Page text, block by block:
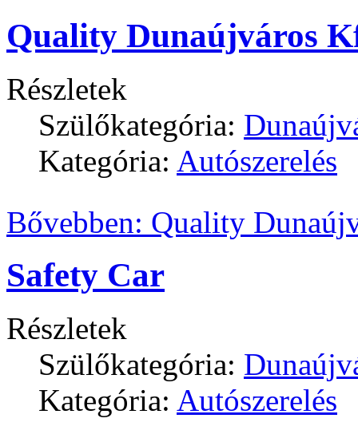
Quality Dunaújváros
Részletek
Szülőkategória:
Kategória: Autószerelés
Bővebben: Quality
Safety Car
Részletek
Szülőkategória:
Kategória: Autószerelés